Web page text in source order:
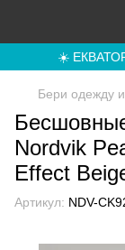
☀️ ЕКВАТОР
Бери одежду
Nordvik
Effect
Артикул: NDV-